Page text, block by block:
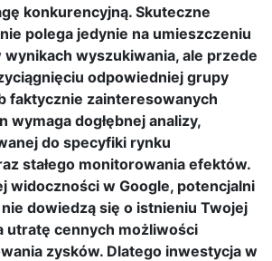
konkurencyjną. Skuteczne
polega jedynie na umieszczeniu
wyszukiwania, ale przede
odpowiedniej grupy
faktycznie zainteresowanych
wymaga dogłębnej analizy,
do specyfiki rynku
stałego monitorowania efektów.
widoczności w Google, potencjalni
dowiedzą się o istnieniu Twojej
utratę cennych możliwości
zysków. Dlatego inwestycja w